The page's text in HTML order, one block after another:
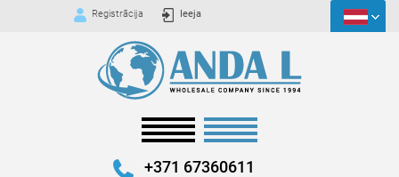
Registrācija Ieeja
+371 67360611